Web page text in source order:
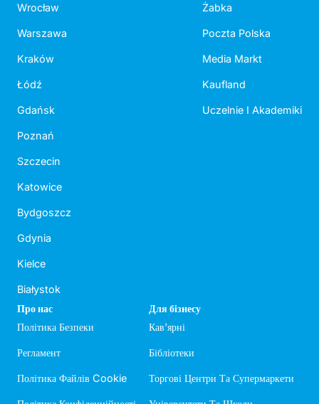
Wrocław
Warszawa
Kraków
Łódź
Gdańsk
Poznań
Szczecin
Katowice
Bydgoszcz
Gdynia
Kielce
Białystok
Żabka
Poczta Polska
Media Markt
Kaufland
Uczelnie I Akademiki
Про нас
Політика Безпеки
Регламент
Політика Файлів Cookie
Для бізнесу
Кав'ярні
Бібліотеки
Торгові Центри Та Супермаркети